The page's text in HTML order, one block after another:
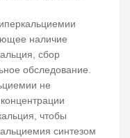
наличие
сбор
обследование.
не
чтобы
синтезом